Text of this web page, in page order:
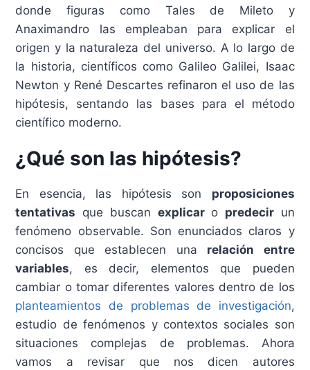
donde figuras como Tales de Mileto y
Anaximandro las empleaban para explicar el
origen y la naturaleza del universo. A lo largo de
la historia, científicos como Galileo Galilei, Isaac
Newton y René Descartes refinaron el uso de las
hipótesis, sentando las bases para el método
científico moderno.
¿Qué son las hipótesis?
En esencia, las hipótesis son proposiciones
tentativas que buscan explicaro predecirun
fenómeno observable. Son enunciados claros y
concisos que establecen una relación entre
variables, es decir, elementos que pueden
cambiar o tomar diferentes valores dentro de los
planteamientos de problemas de investigación,
estudio de fenómenos y contextos sociales son
situaciones complejas de problemas. Ahora
vamos a revisar que nos dicen autores